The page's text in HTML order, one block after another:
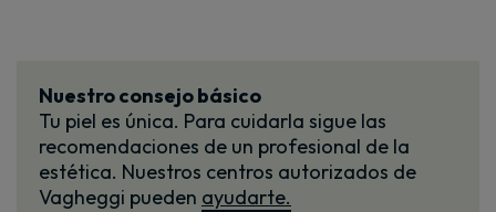
Nuestro consejo básico
Tu piel es única. Para cuidarla sigue las
recomendaciones de un profesional de la
estética. Nuestros centros autorizados de
Vagheggi pueden ayudarte.